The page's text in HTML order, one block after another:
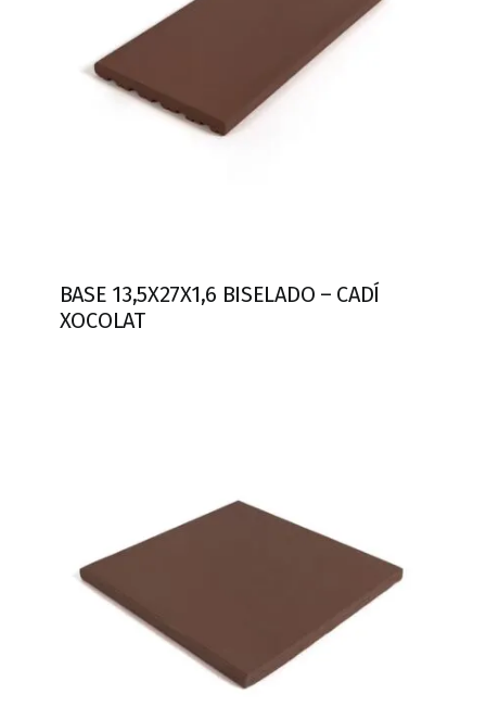
BASE 13,5X27X1,6 BISELADO – CADÍ
XOCOLAT